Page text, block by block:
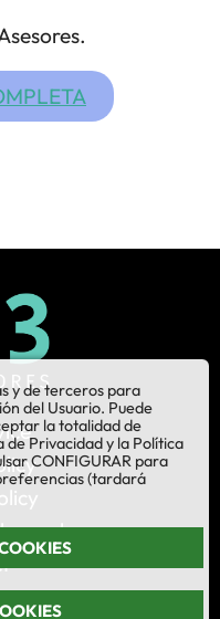
y de terceros para
del Usuario. Puede
la totalidad de
de Privacidad y la Política
CONFIGURAR para
(tardará